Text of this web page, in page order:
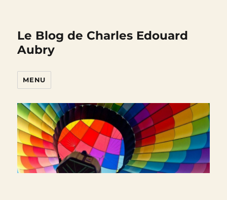
Le Blog de Charles Edouard
Aubry
MENU